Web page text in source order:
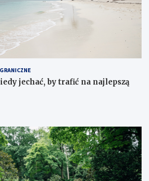
jechać, by trafić na najlepszą